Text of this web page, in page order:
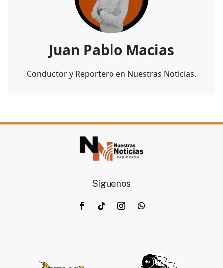
Juan Pablo Macias
Conductor y Reportero en Nuestras Noticias.
Síguenos